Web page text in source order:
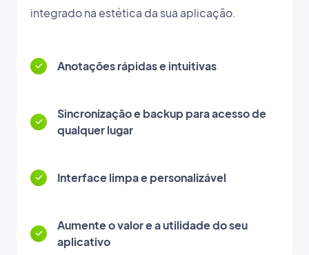
integrado na estética da sua aplicação.
Anotações rápidas e intuitivas
Sincronização e backup para acesso de
qualquer lugar
Interface limpa e personalizável
Aumente o valor e a utilidade do seu
aplicativo